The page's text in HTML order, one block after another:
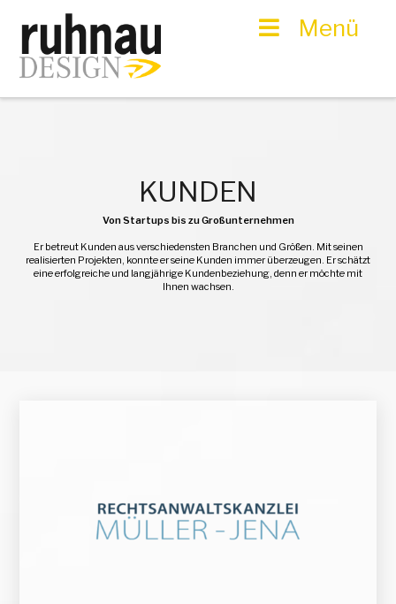
Menü
KUNDEN
Von Startups bis zu Großunternehmen
Er betreut Kunden aus verschiedensten Branchen und Größen. Mit seinen
realisierten Projekten, konnte er seine Kunden immer überzeugen. Er schätzt
eine erfolgreiche und langjährige Kundenbeziehung, denn er möchte mit
Ihnen wachsen.
Zur Website